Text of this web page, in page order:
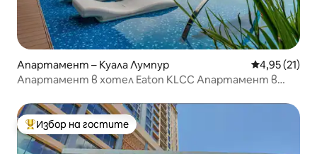
Апартамент – Куала Лумпур Средна
4,95 (21)
Апартамент в хотел Eaton KLCC Апартамент в
звезда (Нова оферта за отстъпка за настаняване в
Airbnb
Най-популярен избор на гостите
Избор на гостите